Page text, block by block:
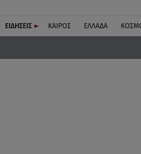
ΕΙΔΗΣΕΙΣ ΚΑΙΡΟΣ ΕΛΛΑΔΑ